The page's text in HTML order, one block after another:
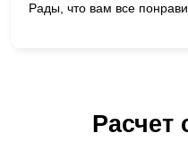
Рады, что вам все
Расчет